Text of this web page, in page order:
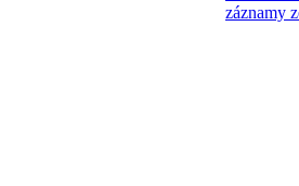
záznamy